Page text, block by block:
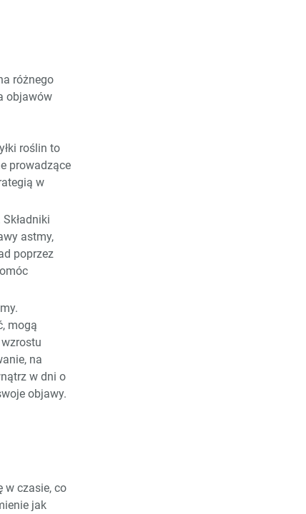
różnego
objawów
roślin to
prowadzące
w
astmy,
poprzez
mogą
na
w dni o
objawy.
w czasie, co
jak